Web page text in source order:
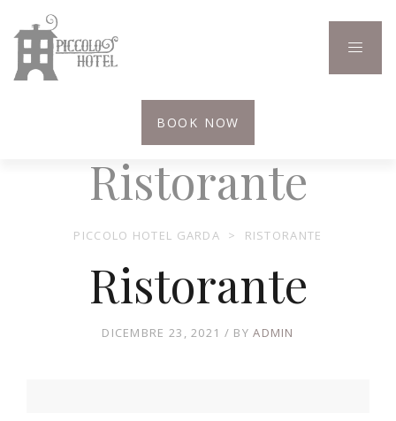
BOOK NOW
Ristorante
PICCOLO HOTEL GARDA > RISTORANTE
Ristorante
DICEMBRE 23, 2021 BYADMIN